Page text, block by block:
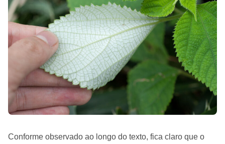
Conforme observado ao longo do texto, fica claro que o